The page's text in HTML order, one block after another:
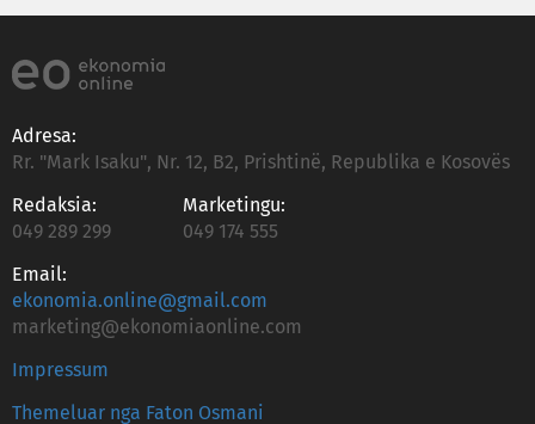
Adresa:
Rr. "Mark Isaku", Nr. 12, B2, Prishtinë, Republika e Kosovës
Redaksia:
049 289 299
Marketingu:
049 174 555
Email:
ekonomia.online@gmail.com
marketing@ekonomiaonline.com
Impressum
Themeluar nga Faton Osmani